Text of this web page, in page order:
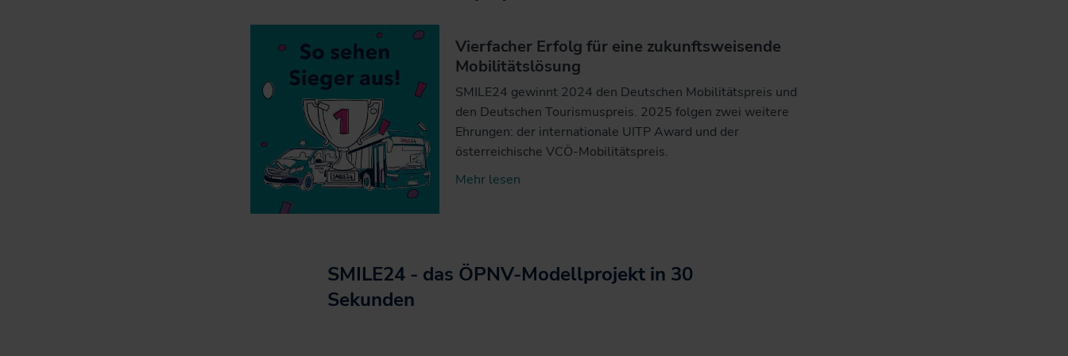
Vierfacher Erfolg für eine zukunftsweisende
Mobilitätslösung
SMILE24 gewinnt 2024 den Deutschen Mobilitätspreis und
den Deutschen Tourismuspreis. 2025 folgen zwei weitere
Ehrungen: der internationale UITP Award und der
österreichische VCÖ-Mobilitätspreis.
Mehr lesen
SMILE24 - das ÖPNV-Modellprojekt in 30
Sekunden